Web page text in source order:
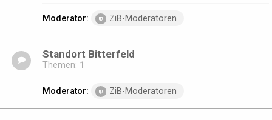
Moderator: ZiB-Moderatoren
Standort Bitterfeld
Themen: 1
Moderator: ZiB-Moderatoren